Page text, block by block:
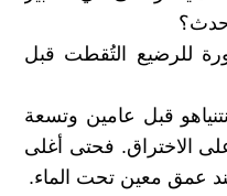
حدث؟
للرضيع التُقطت قبل
قبل عامين وتسعة
على الاختراق. فحتى أغلى
عمق معين تحت الماء.